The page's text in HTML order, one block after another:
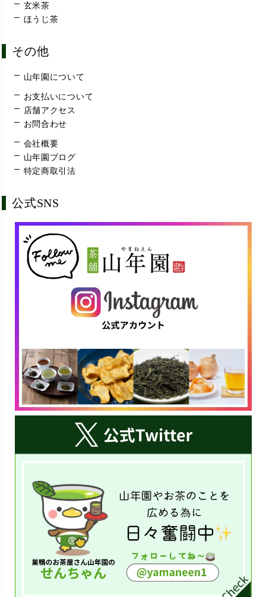
玄米茶
ほうじ茶
その他
山年園について
お支払いについて
店舗アクセス
お問合わせ
会社概要
山年園ブログ
特定商取引法
公式SNS